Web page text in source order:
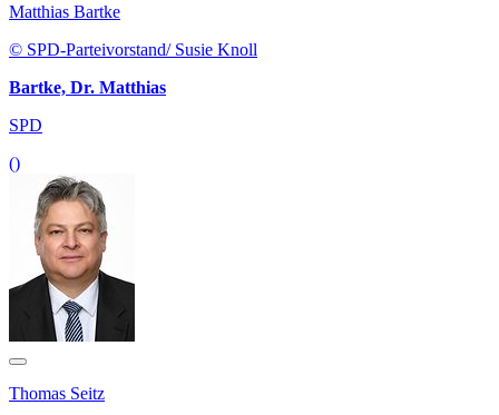
Matthias Bartke
© SPD-Parteivorstand/ Susie Knoll
Bartke, Dr. Matthias
SPD
()
Thomas Seitz